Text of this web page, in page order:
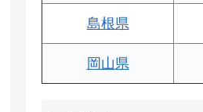
島根県
岡山県